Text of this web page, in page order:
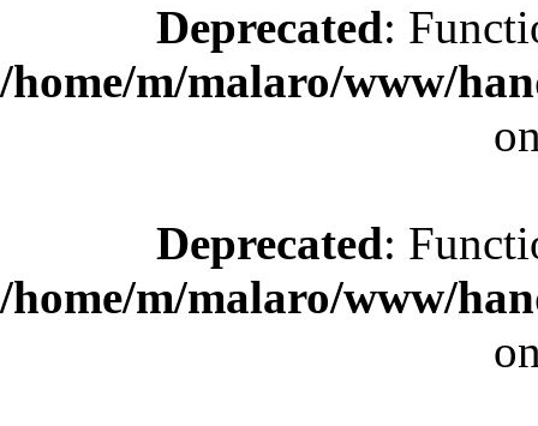
Deprecated:
/home/m/malaro/www/
Deprecated:
/home/m/malaro/www/